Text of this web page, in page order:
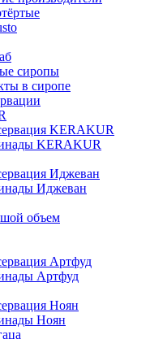
сиропы
в сиропе
KERAKUR
KERAKUR
Иджеван
Иджеван
объем
Артфуд
Артфуд
Ноян
Ноян